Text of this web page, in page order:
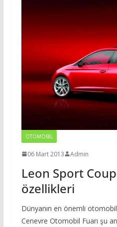
OTOMOBIL
06 Mart 2013 Admin
Leon Sport
özellikleri
Dünyanın en önemli
Cenevre Otomobil Fuarı şu